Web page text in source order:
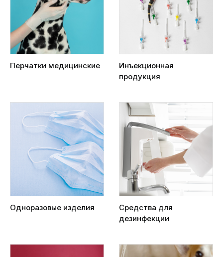
Перчатки медицинские
Инъекционная
продукция
Одноразовые изделия
Средства для
дезинфекции